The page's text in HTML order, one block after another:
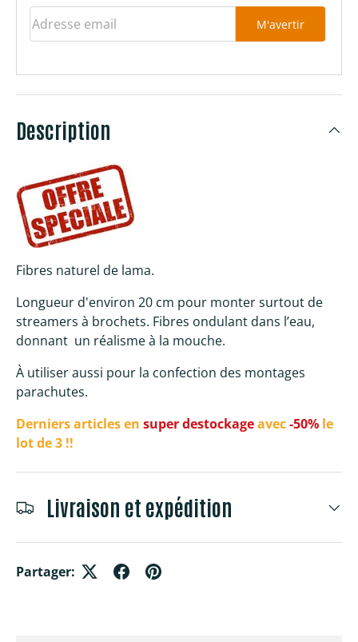
Adresse email
M'avertir
Description
Fibres naturel de lama.
Longueur d'environ 20 cm pour monter surtout de
streamers à brochets. Fibres ondulant dans l’eau,
donnant un réalisme à la mouche.
À utiliser aussi pour la confection des montages
parachutes.
Derniers articles en super destockageavec-50% le
lot de 3 !!
Livraison et expédition
Partager: